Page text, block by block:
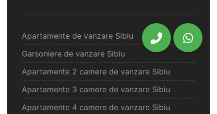
Apartamente de vanzare Sibiu
Garsoniere de vanzare Sibiu
Apartamente 2 camere de vanzare Sibiu
Apartamente 3 camere de vanzare Sibiu
Apartamente 4 camere de vanzare Sibiu